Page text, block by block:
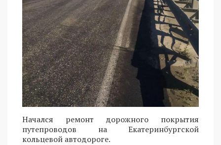
Начался ремонт дорожного покрытия
путепроводов на Екатеринбургской
кольцевой автодороге.